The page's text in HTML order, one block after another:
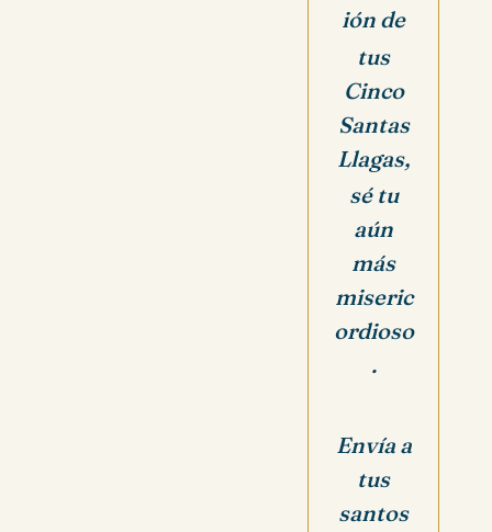
ión de
tus
Cinco
Santas
Llagas,
sé tu
aún
más
miseric
ordioso
.
Envía a
tus
santos